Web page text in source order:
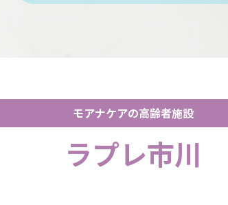
モアナケアの高齢者施設
ラプレ市川